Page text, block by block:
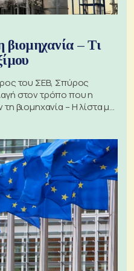
– Τι
του ΣΕΒ, Σπύρος
στον τρόπο που η
βιομηχανία – Η λίστα με